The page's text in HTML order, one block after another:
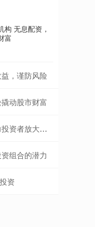
构 无息配资，
富
，谨防风险
动股市财富
实现财富梦想
组合的潜力
资